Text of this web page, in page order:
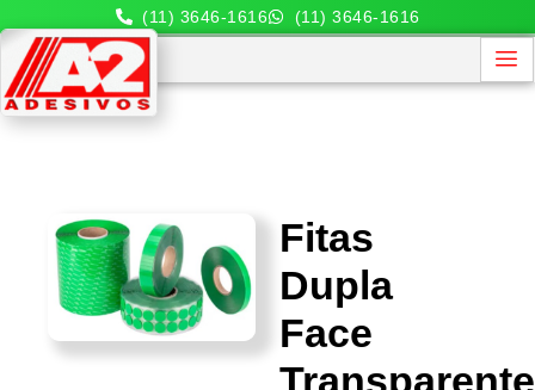
(11) 3646-1616 (11) 3646-1616
Fitas
Dupla
Face